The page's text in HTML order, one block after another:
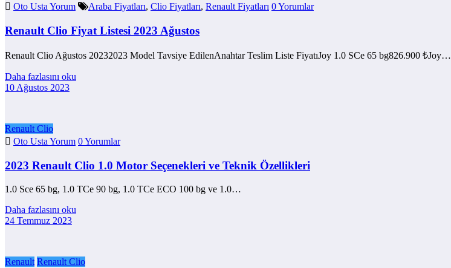
Oto Usta Yorum
Araba Fiyatları, Clio Fiyatları, Renault Fiyatları 0 Yorumlar
Renault Clio Fiyat Listesi 2023 Ağustos
Renault Clio Ağustos 20232023 Model Tavsiye EdilenAnahtar Teslim Liste FiyatıJoy 1.0 SCe 65 bg826.900 ₺Joy…
Daha fazlasını oku
10 Ağustos 2023
Renault Clio
Oto Usta Yorum 0 Yorumlar
2023 Renault Clio 1.0 Motor Seçenekleri ve Teknik Özellikleri
1.0 Sce 65 bg, 1.0 TCe 90 bg, 1.0 TCe ECO 100 bg ve 1.0…
Daha fazlasını oku
24 Temmuz 2023
Renault Renault Clio